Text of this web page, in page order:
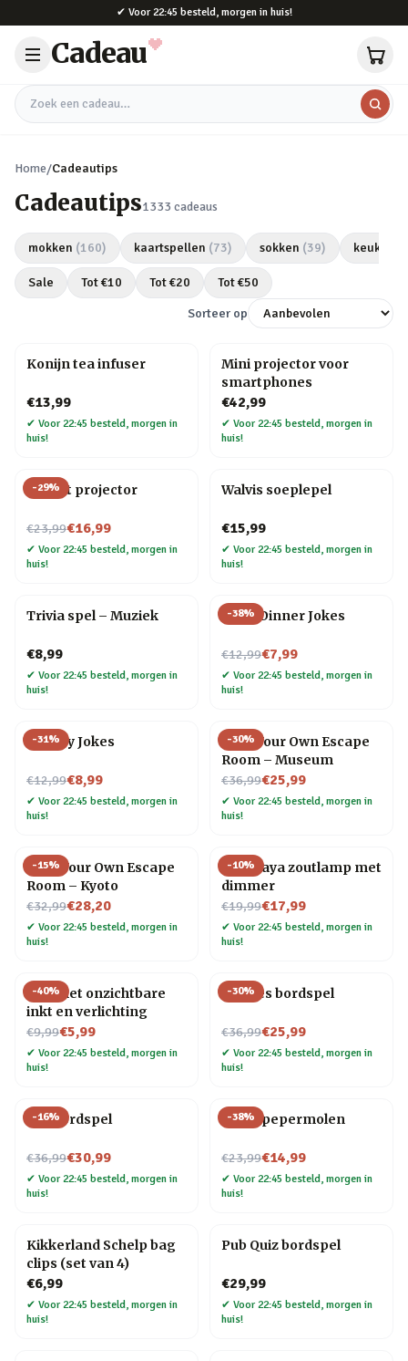
✔ Voor 22:45 besteld, morgen in huis!
Cadeau
Zoek een cadeau
Home/Cadeautips
Cadeautips1333 cadeaus
mokken (160) kaartspellen (73) sokken (39)
Sale Tot €10 Tot €20 Tot €50
Sorteer op
Konijn tea infuser
€13,99
✔ Voor 22:45 besteld, morgen in
huis!
Mini projector voor
smartphones
€42,99
✔ Voor 22:45 besteld, morgen in
huis!
-29%
Olifant projector
€23,99
Nu voor€16,99
✔ Voor 22:45 besteld, morgen in
huis!
Walvis soeplepel
€15,99
✔ Voor 22:45 besteld, morgen in
huis!
Trivia spel – Muziek
€8,99
✔ Voor 22:45 besteld, morgen in
huis!
-38%
After Dinner Jokes
€12,99
Nu voor€7,99
✔ Voor 22:45 besteld, morgen in
huis!
-31%
Cheesy Jokes
€12,99
Nu voor€8,99
✔ Voor 22:45 besteld, morgen in
huis!
-30%
Host Your Own Escape
Room – Museum
€36,99
Nu voor€25,99
✔ Voor 22:45 besteld, morgen in
huis!
-15%
Host Your Own Escape
Room – Kyoto
€32,99
Nu voor€28,20
✔ Voor 22:45 besteld, morgen in
huis!
-10%
Himalaya zoutlamp met
dimmer
€19,99
Nu voor€17,99
✔ Voor 22:45 besteld, morgen in
huis!
-40%
Pen met onzichtbare
inkt en verlichting
€9,99
Nu voor€5,99
✔ Voor 22:45 besteld, morgen in
huis!
-30%
Foodies bordspel
€36,99
Nu voor€25,99
✔ Voor 22:45 besteld, morgen in
huis!
-16%
Gin bordspel
€36,99
Nu voor€30,99
✔ Voor 22:45 besteld, morgen in
huis!
-38%
Vogel pepermolen
€23,99
Nu voor€14,99
✔ Voor 22:45 besteld, morgen in
huis!
Kikkerland Schelp bag
clips (set van 4)
€6,99
✔ Voor 22:45 besteld, morgen in
huis!
Pub Quiz bordspel
€29,99
✔ Voor 22:45 besteld, morgen in
huis!